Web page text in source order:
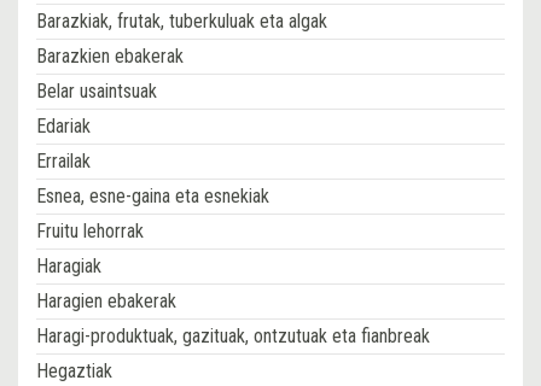
Barazkiak, frutak, tuberkuluak eta algak
Barazkien ebakerak
Belar usaintsuak
Edariak
Errailak
Esnea, esne-gaina eta esnekiak
Fruitu lehorrak
Haragiak
Haragien ebakerak
Haragi-produktuak, gazituak, ontzutuak eta fianbreak
Hegaztiak